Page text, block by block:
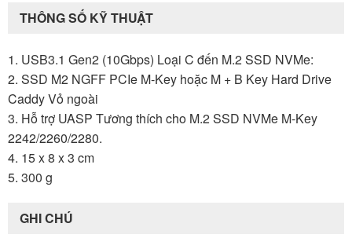
THÔNG SỐ KỸ THUẬT
1. USB3.1 Gen2 (10Gbps) Loại C đến M.2 SSD NVMe:
2. SSD M2 NGFF PCIe M-Key hoặc M + B Key Hard Drive
Caddy Vỏ ngoài
3. Hỗ trợ UASP Tương thích cho M.2 SSD NVMe M-Key
2242/2260/2280.
4. 15 x 8 x 3 cm
5. 300 g
GHI CHÚ